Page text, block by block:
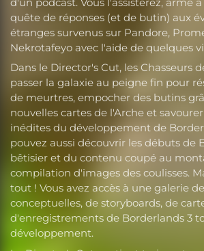
quête de réponses (et de butin) aux
étranges survenus sur Pandore,
Nekrotafeyo avec l'aide de quelques
Dans le Director's Cut, les Chasseurs
passer la galaxie au peigne fin pour
de meurtres, empocher des butins
nouvelles cartes de l'Arche et
inédites du développement de
pouvez aussi découvrir les débuts de
bêtisier et du contenu coupé au
compilation d'images des coulisses.
tout ! Vous avez accès à une galerie
conceptuelles, de storyboards, de
d'enregistrements de Borderlands 3
développement.